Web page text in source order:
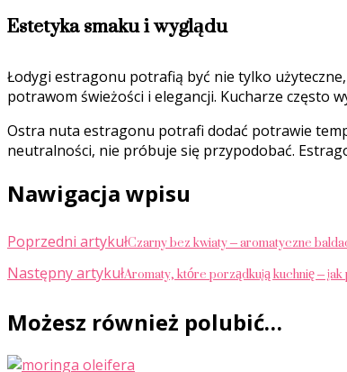
Estetyka smaku i wyglądu
Łodygi estragonu potrafią być nie tylko
potrawom świeżości i elegancji. Kucharze często
Ostra nuta estragonu potrafi dodać potrawie
neutralności, nie próbuje się przypodobać.
Nawigacja wpisu
Poprzedni artykułCzarny bez kwiaty – aromatyczne
Następny artykułAromaty, które porządkują kuchnię –
Możesz również polubić…